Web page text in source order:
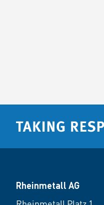
Rheinmetall AG